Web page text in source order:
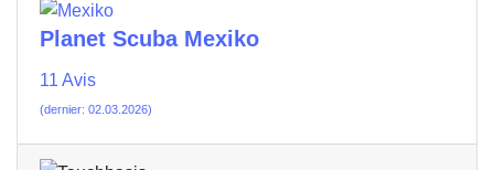
Planet Scuba Mexiko
11 Avis
(dernier: 02.03.2026)